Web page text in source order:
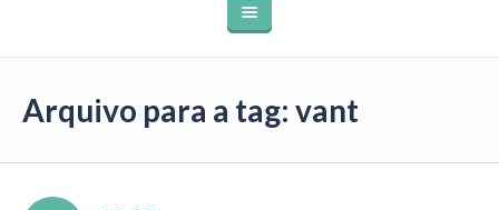
Arquivo para a tag: vant